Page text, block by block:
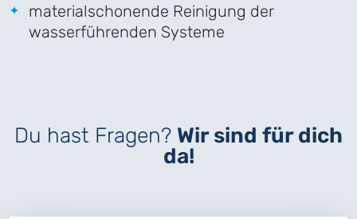
materialschonende Reinigung der
wasserführenden Systeme
Du hast Fragen? Wir sind für dich
da!